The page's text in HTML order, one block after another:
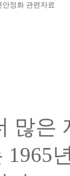
안정화 관련자료
많은
1965